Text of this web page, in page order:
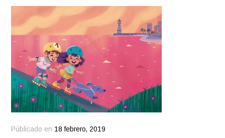
Públicado en 18 febrero, 2019